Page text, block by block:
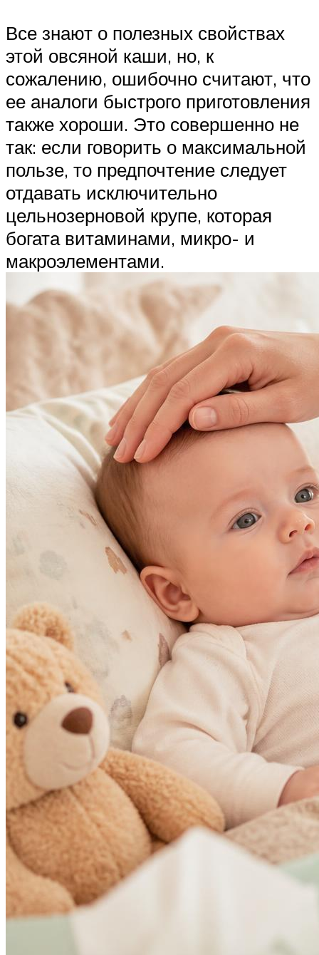
Все знают о полезных свойствах
этой овсяной каши, но, к
сожалению, ошибочно считают, что
ее аналоги быстрого приготовления
также хороши. Это совершенно не
так: если говорить о максимальной
пользе, то предпочтение следует
отдавать исключительно
цельнозерновой крупе, которая
богата витаминами, микро- и
макроэлементами.